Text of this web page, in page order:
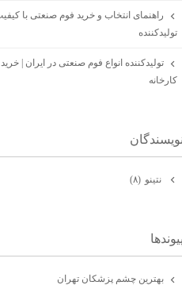
راهنمای انتخاب و خرید فوم صنعتی با
تولیدکننده
تولیدکننده انواع فوم صنعتی در ایران |
کارخانه
نتينو (۸)
بهترين چشم پزشكان تهران